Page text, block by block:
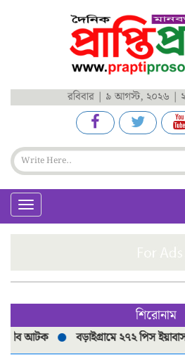
রবিবার | ৯ আগস্ট, ২০২৬ |
Toggle
navigation
শিরোনাম
বড়াইগ্রামে ২৭২ পিস ইয়াবাসহ দুই